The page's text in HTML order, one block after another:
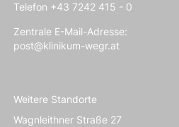
Telefon +43 7242 415 - 0
Zentrale E-Mail-Adresse:
post@klinikum-wegr.at
Weitere Standorte
Wagnleithner Straße 27